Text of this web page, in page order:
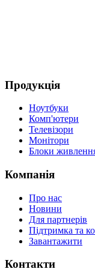
Продукція
Ноутбуки
Комп'ютери
Телевізори
Монітори
Блоки
Компанія
Про нас
Новини
Для партнерів
Підтримка та
Завантажити
Контакти